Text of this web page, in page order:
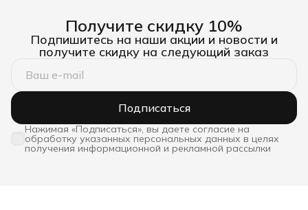
Получите скидку 10%
Подпишитесь на наши акции и новости и
получите скидку на следующий заказ
Подписаться
Нажимая «Подписаться», вы даете согласие на
обработку указанных персональных данных в целях
получения информационной и рекламной рассылки